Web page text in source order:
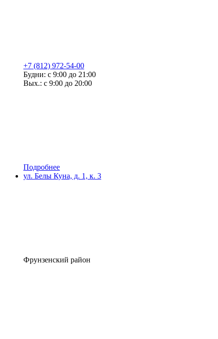
+7 (812) 972-54-00
Будни: с 9:00 до 21:00
Вых.: с 9:00 до 20:00
Подробнее
ул. Белы Куна, д. 1, к. 3
Фрунзенский район